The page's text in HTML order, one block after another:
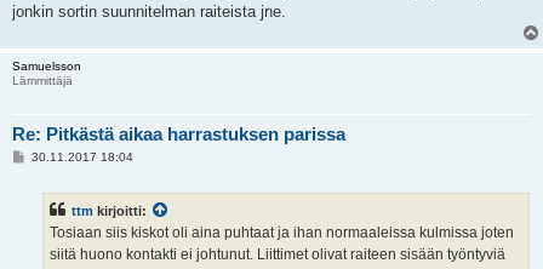
jonkin sortin suunnitelman raiteista jne.
Samuelsson
Lämmittäjä
Re: Pitkästä aikaa harrastuksen parissa
V30.11.2017 18:04
ttm kirjoitti:
Tosiaan siis kiskot oli aina puhtaat ja ihan normaaleissa kulmissa joten
siitä huono kontakti ei johtunut. Liittimet olivat raiteen sisään työntyviä